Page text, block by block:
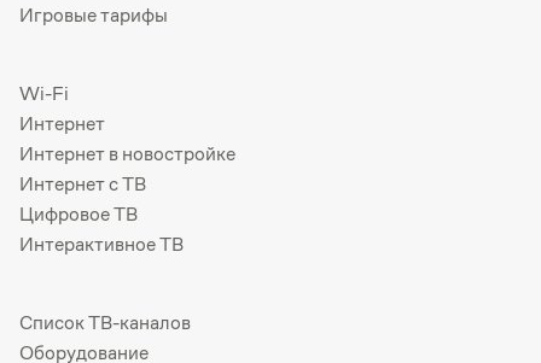
Игровые тарифы
Wi-Fi
Интернет
Интернет в новостройке
Интернет с ТВ
Цифровое ТВ
Интерактивное ТВ
Список ТВ-каналов
Оборудование